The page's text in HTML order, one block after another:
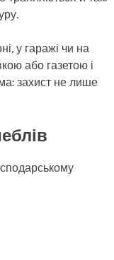
у гаражі чи на
або газетою і
захист не лише